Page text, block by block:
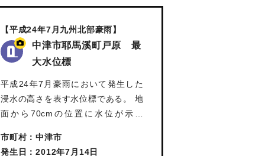
【平成24年7月九州北部豪雨】
中津市耶馬溪町戸原 最
大水位標
平成24年7月豪雨において発生した
浸水の高さを表す水位標である。 地
面から70cmの位置に水位が示さ
市町村：中津市
発生日：2012年7月14日